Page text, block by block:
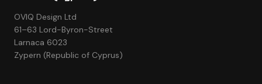
OVIQ Design Ltd
61–63 Lord-Byron-Street
Larnaca 6023
Zypern (Republic of Cyprus)